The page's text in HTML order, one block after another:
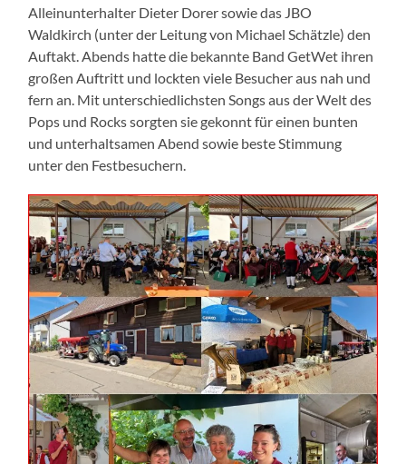
Alleinunterhalter Dieter Dorer sowie das JBO
Waldkirch (unter der Leitung von Michael Schätzle) den
Auftakt. Abends hatte die bekannte Band GetWet ihren
großen Auftritt und lockten viele Besucher aus nah und
fern an. Mit unterschiedlichsten Songs aus der Welt des
Pops und Rocks sorgten sie gekonnt für einen bunten
und unterhaltsamen Abend sowie beste Stimmung
unter den Festbesuchern.